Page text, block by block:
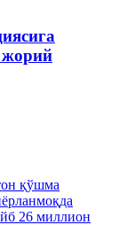
жорий
қўшма
26 миллион